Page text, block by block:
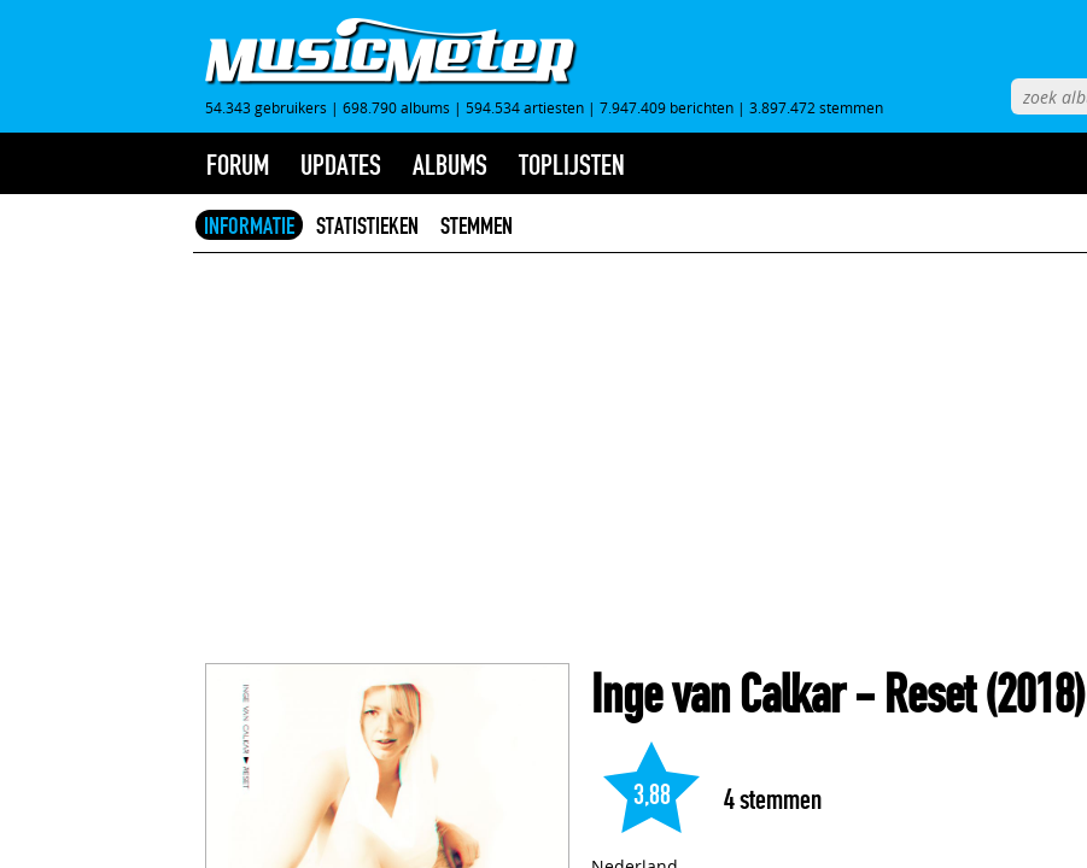
54.343 gebruikers | 698.790 albums | 594.534 artiesten | 7.947.409 berichten | 3.897.472 stemmen
FORUM UPDATES ALBUMS TOPLIJSTEN
INFORMATIE STATISTIEKEN STEMMEN
Inge van Calkar- Reset(2018)
3,88 4stemmen